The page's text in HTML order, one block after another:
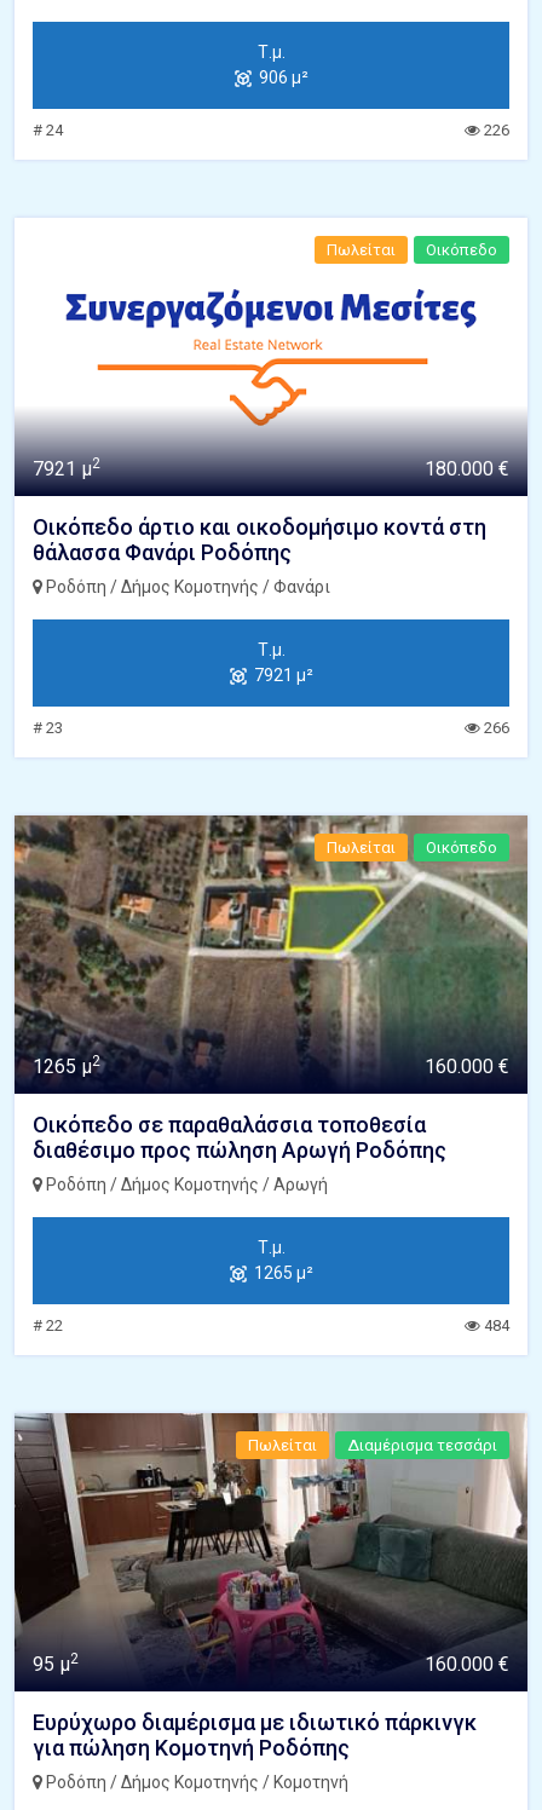
Τ.μ.
906 μ²
# 24 226
Πωλείται Οικόπεδο
7921 μ2 180.000 €
Οικόπεδο άρτιο και οικοδομήσιμο κοντά στη
θάλασσα Φανάρι Ροδόπης
Ροδόπη / Δήμος Κομοτηνής / Φανάρι
Τ.μ.
7921 μ²
# 23 266
Πωλείται Οικόπεδο
1265 μ2 160.000 €
Οικόπεδο σε παραθαλάσσια τοποθεσία
διαθέσιμο προς πώληση Αρωγή Ροδόπης
Ροδόπη / Δήμος Κομοτηνής / Αρωγή
Τ.μ.
1265 μ²
# 22 484
Πωλείται Διαμέρισμα τεσσάρι
95 μ2 160.000 €
Ευρύχωρο διαμέρισμα με ιδιωτικό πάρκινγκ
για πώληση Κομοτηνή Ροδόπης
Ροδόπη / Δήμος Κομοτηνής / Κομοτηνή